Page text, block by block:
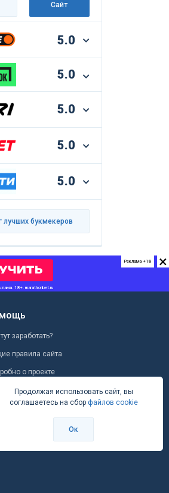
Сайт
5.0
5.0
5.0
5.0
5.0
лучших букмекеров
×
Реклама +18
заработать?
правила сайта
о проекте
ставок
Продолжая использовать сайт, вы
соглашаетесь на сбор файлов cookie
Ок